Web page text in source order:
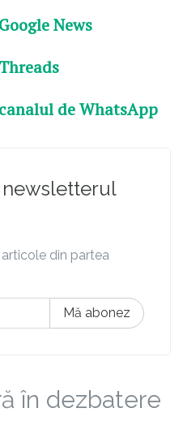
News
de WhatsApp
din partea
Mă abonez
în dezbatere